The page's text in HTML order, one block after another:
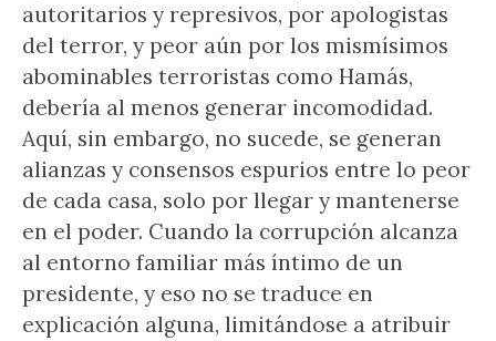
autoritarios y represivos, por apologistas
del terror, y peor aún por los mismísimos
abominables terroristas como Hamás,
debería al menos generar incomodidad.
Aquí, sin embargo, no sucede, se generan
alianzas y consensos espurios entre lo peor
de cada casa, solo por llegar y mantenerse
en el poder. Cuando la corrupción alcanza
al entorno familiar más íntimo de un
presidente, y eso no se traduce en
explicación alguna, limitándose a atribuir